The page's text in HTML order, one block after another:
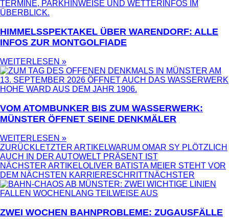
HIMMELSSPEKTAKEL ÜBER WARENDORF: ALLE
INFOS ZUR MONTGOLFIADE
WEITERLESEN »
VOM ATOMBUNKER BIS ZUM WASSERWERK:
MÜNSTER ÖFFNET SEINE DENKMÄLER
WEITERLESEN »
ZURÜCK LETZTER ARTIKELWARUM OMAR SY PLÖTZLICH
AUCH IN DER AUTOWELT PRÄSENT IST
NÄCHSTER ARTIKELOLIVER BATISTA MEIER STEHT VOR
DEM NÄCHSTEN KARRIERESCHRITTNÄCHSTER
ZWEI WOCHEN BAHNPROBLEME: ZUGAUSFÄLLE